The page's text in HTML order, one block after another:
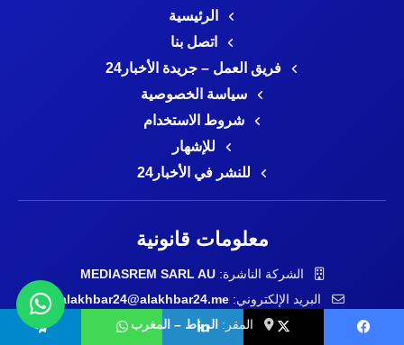
الرئيسية
اتصل بنا
فريق العمل – جريدة الأخبار24
سياسة الخصوصية
شروط الاستخدام
للإشهار
للنشر في الأخبار24
معلومات قانونية
الشركة الناشرة:MEDIASREM SARL AU
البريد الإلكتروني: alakhbar24@alakhbar24.me
المقر:الرباط – المغرب